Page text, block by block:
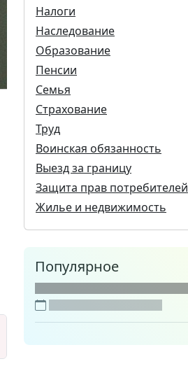
Налоги
Наследование
Образование
Пенсии
Семья
Страхование
Труд
Воинская обязанность
Выезд за границу
Защита прав потребителей
Жилье и недвижимость
Популярное